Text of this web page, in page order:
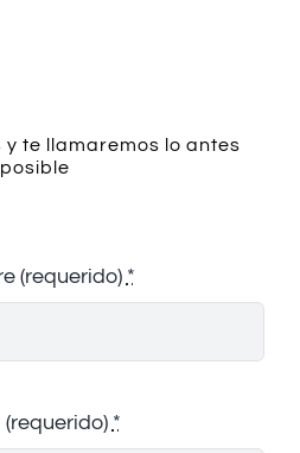
y te llamaremos lo antes
posible
(requerido) *
*